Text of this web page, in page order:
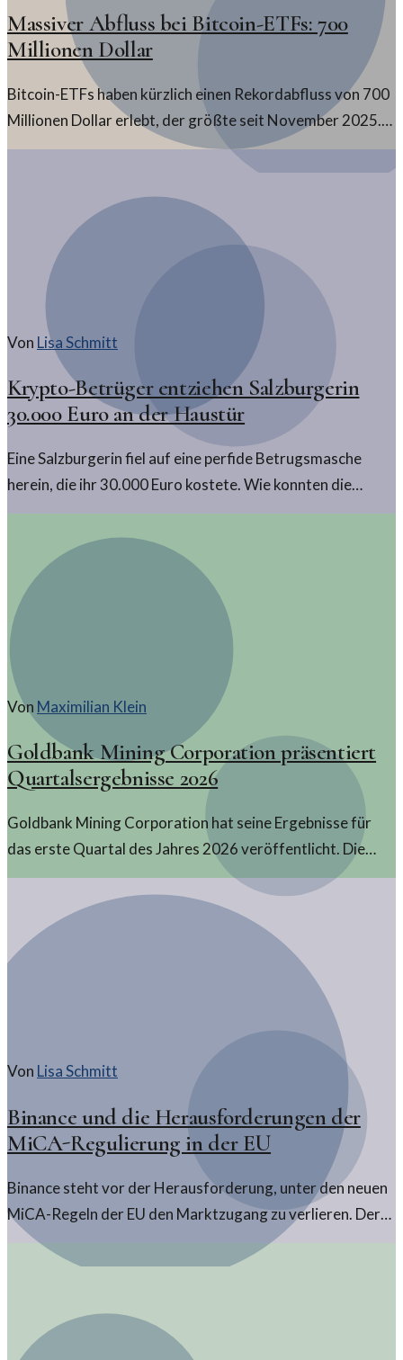
Massiver Abfluss bei Bitcoin-ETFs: 700
Millionen Dollar
Bitcoin-ETFs haben kürzlich einen Rekordabfluss von 700
Millionen Dollar erlebt, der größte seit November 2025.
Welche Gründe stecken hinter dieser plötzlichen
Von Lisa Schmitt
Krypto-Betrüger entziehen Salzburgerin
30.000 Euro an der Haustür
Eine Salzburgerin fiel auf eine perfide Betrugsmasche
herein, die ihr 30.000 Euro kostete. Wie konnten die
Krypto-Betrüger so aufdringlich auftreten?
Von Maximilian Klein
Goldbank Mining Corporation präsentiert
Quartalsergebnisse 2026
Goldbank Mining Corporation hat seine Ergebnisse für
das erste Quartal des Jahres 2026 veröffentlicht. Die
Finanzdaten bieten interessante Einblicke in die aktuelle
Marktposition und Strategien des Unternehmens.
Von Lisa Schmitt
Binance und die Herausforderungen der
MiCA-Regulierung in der EU
Binance steht vor der Herausforderung, unter den neuen
MiCA-Regeln der EU den Marktzugang zu verlieren. Der
regulatorische Rahmen könnte weitreichende Folgen